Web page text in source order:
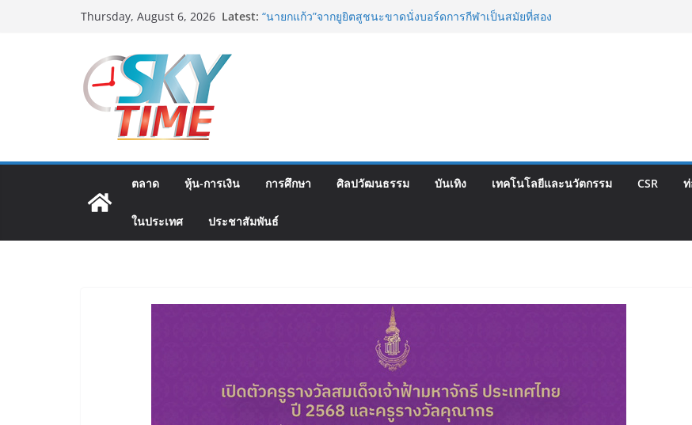
Thursday, August 6, 2026 Latest: อดีตแข้งดังทีมชาติ ยุคบุกเบิก “วัดสุทธิฯ”รวมพลงาน “สิงห์สะพาน
มูลนิธิกองทุนนิยมไทย จับมือ กระทรวงวัฒนธรรม แถลงเปิดตัว
โครงการ ประกวดอัตลักษณ์อาหารภูมิภาค “รสถิ่นไทย” เฟ้นหาเมนู
ต้นตำรับ 4 ภูมิภาค ดัน Soft Power สู่ระดับโลก
ตลาด หุ้น-การเงิน การศึกษา ศิลปวัฒนธรรม บันเทิง เทคโนโลยีและนวัตกรรม CSR
ในประเทศ ประชาสัมพันธ์